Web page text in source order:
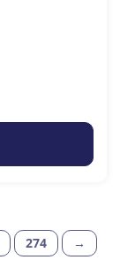
274 →